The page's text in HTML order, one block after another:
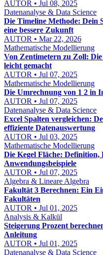
AUTOR • Jul 08, 2025
Datenanalyse & Data Science
Die Timeline Methode: Dein
eine bessere Zukunft
AUTOR • Mar 22, 2026
Mathematische Modellierung
Von Zentimetern zu Zoll:
leicht gemacht
AUTOR • Jul 07, 2025
Mathematische Modellierung
Die Umrechnung von 1 2 in
AUTOR • Jul 07, 2025
Datenanalyse & Data Science
Excel Spalten vergleichen:
effiziente Datenauswertung
AUTOR • Jul 03, 2025
Mathematische Modellierung
Die Kegel Fläche: Definition,
Anwendungsbeispiele
AUTOR • Jul 07, 2025
Algebra & Lineare Algebra
Fakultät 3 Berechnen: Ein
Fakultäten
AUTOR • Jul 01, 2025
Analysis & Kalkül
Steigerung Prozent
Anleitung
AUTOR • Jul 01, 2025
Datenanalyse & Data Science